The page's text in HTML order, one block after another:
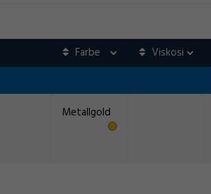
Metallgold